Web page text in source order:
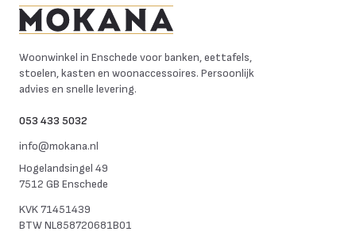
Woonwinkel in Enschede voor banken, eettafels,
stoelen, kasten en woonaccessoires. Persoonlijk
advies en snelle levering.
053 433 5032
info@mokana.nl
Hogelandsingel 49
7512 GB Enschede
KVK71451439
BTWNL858720681B01